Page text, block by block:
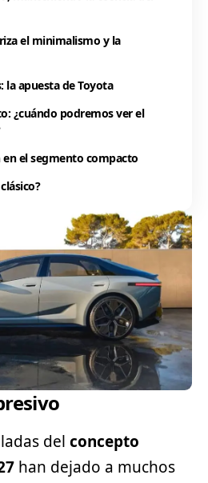
el minimalismo y la
la apuesta de Toyota
¿cuándo podremos ver el
el segmento compacto
del concepto
han dejado a muchos